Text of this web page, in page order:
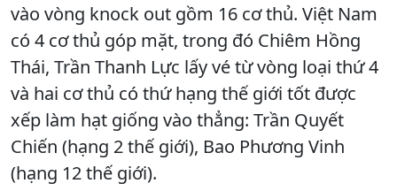
vào vòng knock out gồm 16 cơ thủ. Việt Nam
có 4 cơ thủ góp mặt, trong đó Chiêm Hồng
Thái, Trần Thanh Lực lấy vé từ vòng loại thứ 4
và hai cơ thủ có thứ hạng thế giới tốt được
xếp làm hạt giống vào thẳng: Trần Quyết
Chiến (hạng 2 thế giới), Bao Phương Vinh
(hạng 12 thế giới).